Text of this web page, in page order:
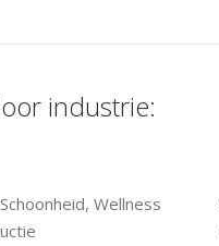
industrie:
Wellness